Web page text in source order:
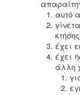
καταλύματος
(ξενοδοχεία,
κατά την
άστρων ή
αυτό
έχει
έχει
άλλη